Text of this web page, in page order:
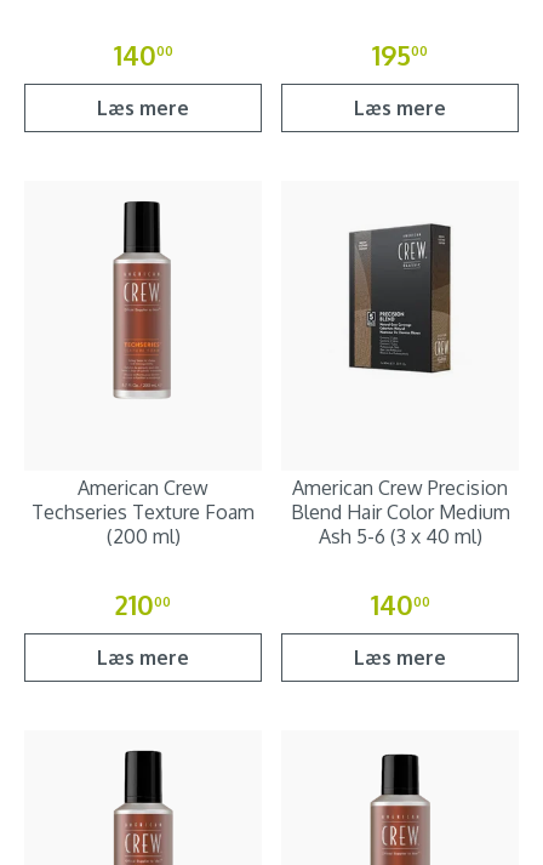
14000
Læs mere
19500
Læs mere
American Crew
Techseries Texture Foam
(200 ml)
21000
Læs mere
American Crew Precision
Blend Hair Color Medium
Ash 5-6 (3 x 40 ml)
14000
Læs mere